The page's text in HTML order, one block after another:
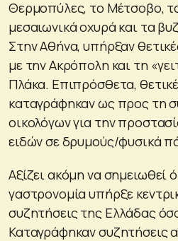
Θερμοπύλες, το Μέτσοβο,
μεσαιωνικά οχυρά και τα
Στην Αθήνα, υπήρξαν
με την Ακρόπολη και τη
Πλάκα. Επιπρόσθετα,
καταγράφηκαν ως προς τη
οικολόγων για την
ειδών σε δρυμούς/φυσικά
Αξίζει ακόμη να σημειωθεί
γαστρονομία υπήρξε
συζητήσεις της Ελλάδας
Καταγράφηκαν συζητήσεις